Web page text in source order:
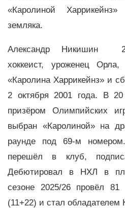
«Каролиной
земляка.
Александр Никишин
хоккеист, уроженец
«Каролина Харрикейнз» и
2 октября 2001 года. В
призёром Олимпийских
выбран «Каролиной» на
раунде под 69-м
перешёл в клуб,
Дебютировал в НХЛ в
сезоне 2025/26 провёл
(11+22) и стал обладателем